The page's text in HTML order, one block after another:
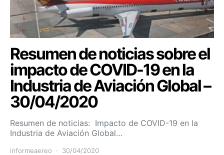
Resumen de noticias sobre el
impacto de COVID-19 en la
Industria de Aviación Global –
30/04/2020
Resumen de noticias: Impacto de COVID-19 en la
Industria de Aviación Global…
informeaereo 30/04/2020